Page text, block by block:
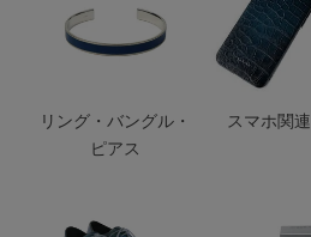
リング・バングル・
ピアス
スマホ関連